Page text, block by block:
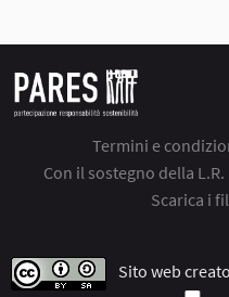
Termini e
Con il sostegno della
Scarica i
Sito web